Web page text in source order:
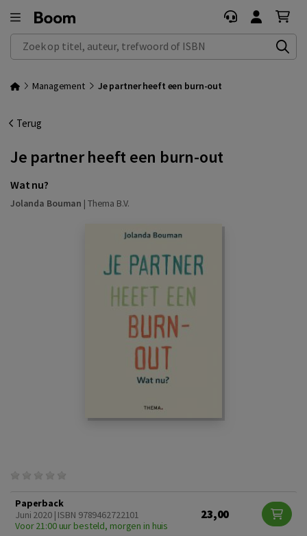
Zoek op titel, auteur, trefwoord of ISBN
Management Je partner heeft een burn-out
Terug
Je partner heeft een burn-out
Wat nu?
Jolanda Bouman | Thema B.V.
Paperback
Juni 2020 | ISBN 9789462722101
Voor 21:00 uur besteld, morgen in huis
23,00